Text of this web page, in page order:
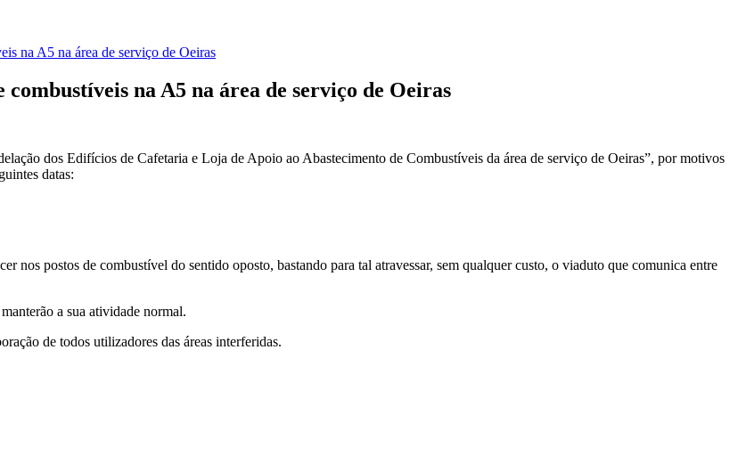
na A5 na área de serviço de Oeiras
na A5 na área de serviço de Oeiras
dos Edifícios de Cafetaria e Loja de Apoio ao Abastecimento de Combustíveis da área de serviço de Oeiras”, por motivos
datas:
nos postos de combustível do sentido oposto, bastando para tal atravessar, sem qualquer custo, o viaduto que comunica entre
a sua atividade normal.
de todos utilizadores das áreas interferidas.